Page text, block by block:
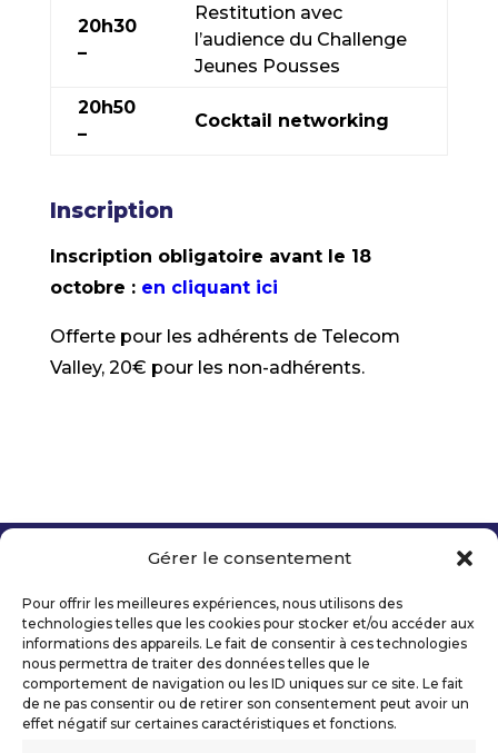
Gérer le consentement
Pour offrir les meilleures expériences, nous utilisons des
technologies telles que les cookies pour stocker et/ou accéder aux
informations des appareils. Le fait de consentir à ces technologies
nous permettra de traiter des données telles que le
comportement de navigation ou les ID uniques sur ce site. Le fait
de ne pas consentir ou de retirer son consentement peut avoir un
effet négatif sur certaines caractéristiques et fonctions.
20h30
–
Restitution avec
l’audience du Challenge
Jeunes Pousses
20h50
–
Cocktail networking
Inscription
Inscription obligatoire avant le 18
octobre : en cliquant ici
Offerte pour les adhérents de Telecom
Valley, 20€ pour les non-adhérents.
Mentions légales
Politique de confidentialité
Déclaration d’accessibilité numérique
Ils nous soutiennent